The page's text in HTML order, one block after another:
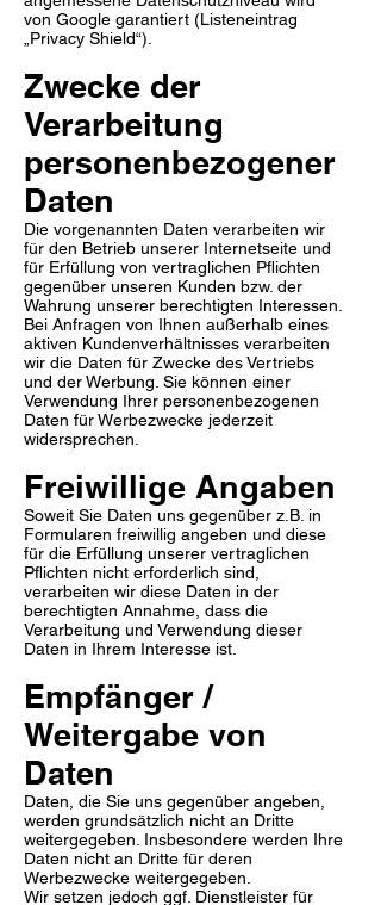
von Google garantiert (Listeneintrag
„Privacy Shield“).
Zwecke der
Verarbeitung
personenbezogener
Daten
Die vorgenannten Daten verarbeiten wir
für den Betrieb unserer Internetseite und
für Erfüllung von vertraglichen Pflichten
gegenüber unseren Kunden bzw. der
Wahrung unserer berechtigten Interessen.
Bei Anfragen von Ihnen außerhalb eines
aktiven Kundenverhältnisses verarbeiten
wir die Daten für Zwecke des Vertriebs
und der Werbung. Sie können einer
Verwendung Ihrer personenbezogenen
Daten für Werbezwecke jederzeit
widersprechen.
Freiwillige Angaben
Soweit Sie Daten uns gegenüber z.B. in
Formularen freiwillig angeben und diese
für die Erfüllung unserer vertraglichen
Pflichten nicht erforderlich sind,
verarbeiten wir diese Daten in der
berechtigten Annahme, dass die
Verarbeitung und Verwendung dieser
Daten in Ihrem Interesse ist.
Empfänger /
Weitergabe von
Daten
Daten, die Sie uns gegenüber angeben,
werden grundsätzlich nicht an Dritte
weitergegeben. Insbesondere werden Ihre
Daten nicht an Dritte für deren
Werbezwecke weitergegeben.
Wir setzen jedoch ggf. Dienstleister für